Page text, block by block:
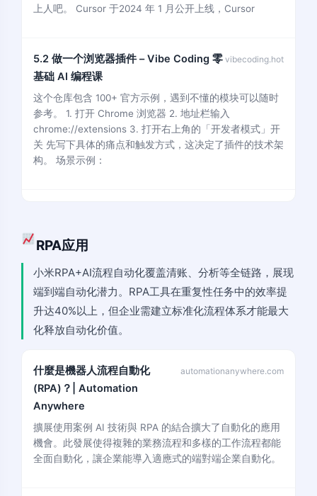
上人吧。 Cursor 于2024 年 1 月公开上线，Cursor
5.2 做一个浏览器插件 – Vibe Coding 零
基础 AI 编程课
vibecoding.hot
这个仓库包含 100+ 官方示例，遇到不懂的模块可以随时
参考。 1. 打开 Chrome 浏览器 2. 地址栏输入
chrome://extensions 3. 打开右上角的「开发者模式」开
关 先写下具体的痛点和触发方式，这决定了插件的技术架
构。 场景示例：
RPA应用
小米RPA+AI流程自动化覆盖清账、分析等全链路，展现
端到端自动化潜力。RPA工具在重复性任务中的效率提
升达40%以上，但企业需建立标准化流程体系才能最大
化释放自动化价值。
什麼是機器人流程自動化
(RPA)？| Automation
Anywhere
automationanywhere.com
擴展使用案例 AI 技術與 RPA 的結合擴大了自動化的應用
機會。此發展使得複雜的業務流程和多樣的工作流程都能
全面自動化，讓企業能導入適應式的端對端企業自動化。